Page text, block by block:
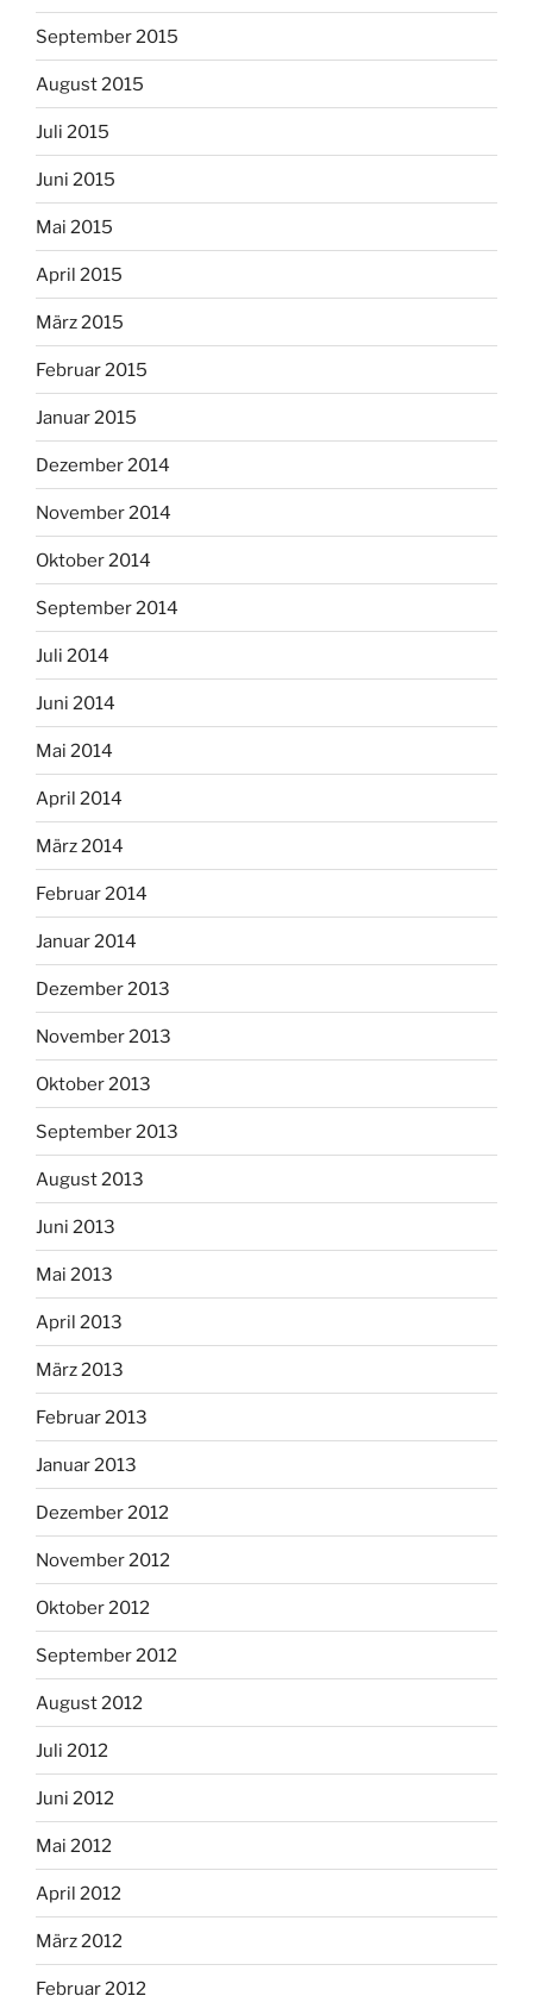
September 2015
August 2015
Juli 2015
Juni 2015
Mai 2015
April 2015
März 2015
Februar 2015
Januar 2015
Dezember 2014
November 2014
Oktober 2014
September 2014
Juli 2014
Juni 2014
Mai 2014
April 2014
März 2014
Februar 2014
Januar 2014
Dezember 2013
November 2013
Oktober 2013
September 2013
August 2013
Juni 2013
Mai 2013
April 2013
März 2013
Februar 2013
Januar 2013
Dezember 2012
November 2012
Oktober 2012
September 2012
August 2012
Juli 2012
Juni 2012
Mai 2012
April 2012
März 2012
Februar 2012